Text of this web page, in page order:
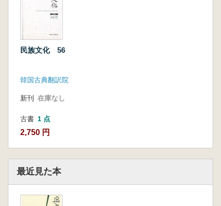
民族文化 56
韓国古典翻訳院
新刊 在庫なし
古書 1 点
2,750 円
最近見た本